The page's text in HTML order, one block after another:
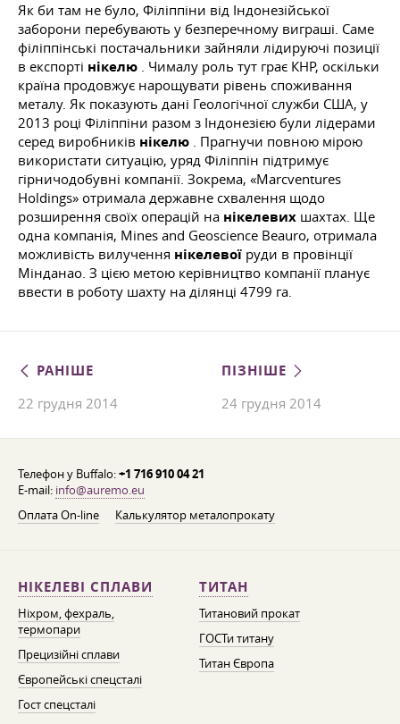
Як би там не було, Філіппіни від Індонезійської
заборони перебувають у безперечному виграші. Саме
філіппінські постачальники зайняли лідируючі позиції
в експорті нікелю . Чималу роль тут грає КНР, оскільки
країна продовжує нарощувати рівень споживання
металу. Як показують дані Геологічної служби США, у
2013 році Філіппіни разом з Індонезією були лідерами
серед виробників нікелю . Прагнучи повною мірою
використати ситуацію, уряд Філіппін підтримує
гірничодобувні компанії. Зокрема, «Marcventures
Holdings» отримала державне схвалення щодо
розширення своїх операцій на нікелевих шахтах. Ще
одна компанія, Mines and Geoscience Beauro, отримала
можливість вилучення нікелевої руди в провінції
Мінданао. З цією метою керівництво компанії планує
ввести в роботу шахту на ділянці 4799 га.
РАНІШЕ
22 грудня 2014
ПІЗНІШЕ
24 грудня 2014
Телефон у Buffalo:+1 716 910 04 21
E-mail: info@auremo.eu
Оплата On-line
Калькулятор металопрокату
НІКЕЛЕВІ СПЛАВИ
Ніхром, фехраль,
термопари
Прецизійні сплави
Європейські спецсталі
Гост спецсталі
ТИТАН
Титановий прокат
ГОСТи титану
Титан Європа